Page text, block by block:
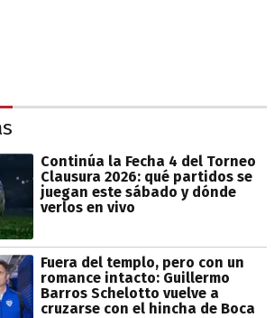
Continúa la Fecha 4 del Torneo
Clausura 2026: qué partidos se
juegan este sábado y dónde
verlos en vivo
Fuera del templo, pero con un
romance intacto: Guillermo
Barros Schelotto vuelve a
cruzarse con el hincha de Boca